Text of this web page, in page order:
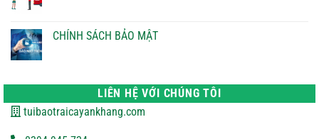
TRẢ
luận
ởCHÍNH SÁCH BẢO MẬT
ở
SÁCH
BẢO
LIÊN HỆ VỚI CHÚNG TÔI
tuibaotraicayankhang.com